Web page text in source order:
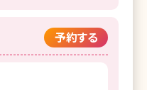
予約する